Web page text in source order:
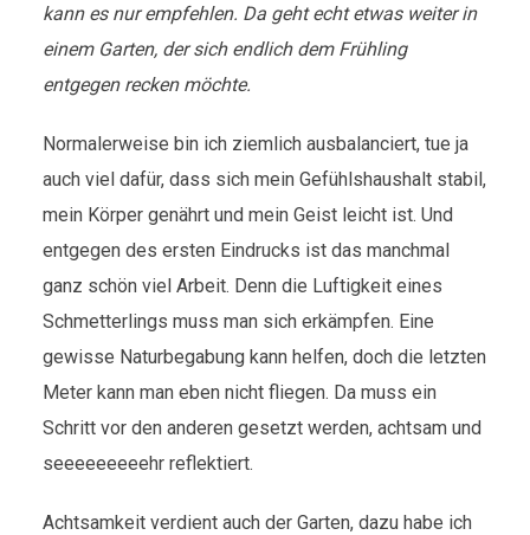
kann es nur empfehlen. Da geht echt etwas weiter in
einem Garten, der sich endlich dem Frühling
entgegen recken möchte.
Normalerweise bin ich ziemlich ausbalanciert, tue ja
auch viel dafür, dass sich mein Gefühlshaushalt stabil,
mein Körper genährt und mein Geist leicht ist. Und
entgegen des ersten Eindrucks ist das manchmal
ganz schön viel Arbeit. Denn die Luftigkeit eines
Schmetterlings muss man sich erkämpfen. Eine
gewisse Naturbegabung kann helfen, doch die letzten
Meter kann man eben nicht fliegen. Da muss ein
Schritt vor den anderen gesetzt werden, achtsam und
seeeeeeeeehr reflektiert.
Achtsamkeit verdient auch der Garten, dazu habe ich